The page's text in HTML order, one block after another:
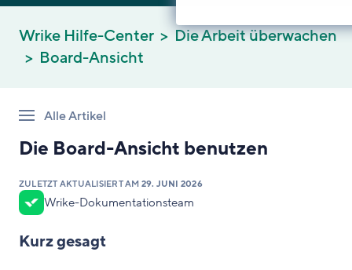
Wrike Hilfe-Center
Die Arbeit überwachen
Board-Ansicht
Alle Artikel
Die Board-Ansicht benutzen
ZULETZT AKTUALISIERT AM 29. JUNI 2026
Wrike-Dokumentationsteam
Kurz gesagt